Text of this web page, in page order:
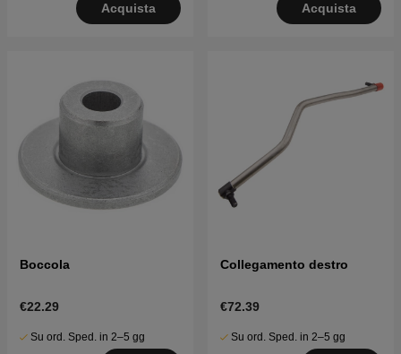
Acquista Acquista
Boccola
€22.29
Su ord. Sped. in 2–5 gg
Collegamento destro
€72.39
Su ord. Sped. in 2–5 gg